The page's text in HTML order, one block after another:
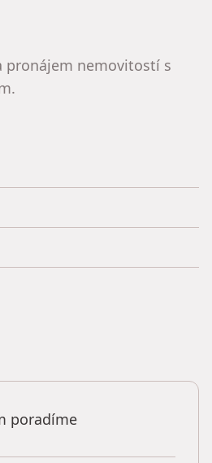
pronájem nemovitostí s
poradíme